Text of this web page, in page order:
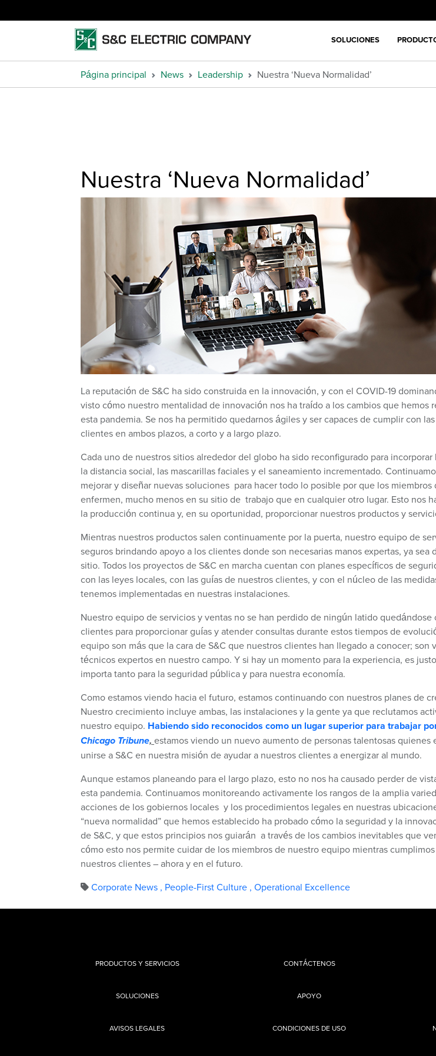
SOLUCIONES
Página principal News Leadership Nuestra ‘Nueva Normalidad’
Nuestra ‘Nueva Normalidad’
La reputación de S&C ha sido construida en la innovación, y con el COVID-19
visto cómo nuestro mentalidad de innovación nos ha traído a los cambios que hemos
esta pandemia. Se nos ha permitido quedarnos ágiles y ser capaces de cumplir con
clientes en ambos plazos, a corto y a largo plazo.
Cada uno de nuestros sitios alrededor del globo ha sido reconfigurado para
la distancia social, las mascarillas faciales y el saneamiento incrementado.
mejorar y diseñar nuevas soluciones para hacer todo lo posible por que los
enfermen, mucho menos en su sitio de trabajo que en cualquier otro lugar. Esto nos
la producción continua y, en su oportunidad, proporcionar nuestros productos y
Mientras nuestros productos salen continuamente por la puerta, nuestro equipo de
seguros brindando apoyo a los clientes donde son necesarias manos expertas, ya sea
sitio. Todos los proyectos de S&C en marcha cuentan con planes específicos de
con las leyes locales, con las guías de nuestros clientes, y con el núcleo de las
tenemos implementadas en nuestras instalaciones.
Nuestro equipo de servicios y ventas no se han perdido de ningún latido
clientes para proporcionar guías y atender consultas durante estos tiempos de
equipo son más que la cara de S&C que nuestros clientes han llegado a conocer; son
técnicos expertos en nuestro campo. Y si hay un momento para la experiencia, es
importa tanto para la seguridad pública y para nuestra economía.
Como estamos viendo hacia el futuro, estamos continuando con nuestros planes de
Nuestro crecimiento incluye ambas, las instalaciones y la gente ya que reclutamos
nuestro equipo. Habiendo sido reconocidos como un lugar superior para trabajar
Chicago Tribune, estamos viendo un nuevo aumento de personas talentosas quienes
unirse a S&C en nuestra misión de ayudar a nuestros clientes a energizar al mundo.
Aunque estamos planeando para el largo plazo, esto no nos ha causado perder de
esta pandemia. Continuamos monitoreando activamente los rangos de la amplia
acciones de los gobiernos locales y los procedimientos legales en nuestras
“nueva normalidad” que hemos establecido ha probado cómo la seguridad y la
de S&C, y que estos principios nos guiarán a través de los cambios inevitables que
cómo esto nos permite cuidar de los miembros de nuestro equipo mientras
nuestros clientes – ahora y en el futuro.
Corporate News , People-First Culture , Operational Excellence
PRODUCTOS Y SERVICIOS
SOLUCIONES
CONTÁCTENOS
APOYO
AVISOS LEGALES CONDICIONES DE USO